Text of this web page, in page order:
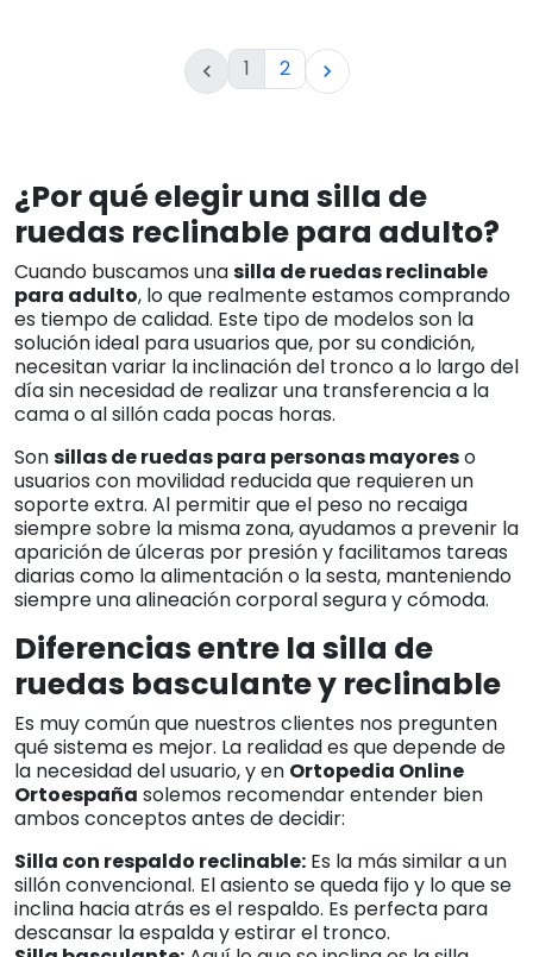
 1 2 
¿Por qué elegir una silla de
ruedas reclinable para adulto?
Cuando buscamos unasilla de ruedas reclinable
para adulto, lo que realmente estamos comprando
es tiempo de calidad. Este tipo de modelos son la
solución ideal para usuarios que, por su condición,
necesitan variar la inclinación del tronco a lo largo del
día sin necesidad de realizar una transferencia a la
cama o al sillón cada pocas horas.
Sonsillas de ruedas para personas mayoreso
usuarios con movilidad reducida que requieren un
soporte extra. Al permitir que el peso no recaiga
siempre sobre la misma zona, ayudamos a prevenir la
aparición de úlceras por presión y facilitamos tareas
diarias como la alimentación o la sesta, manteniendo
siempre una alineación corporal segura y cómoda.
Diferencias entre la silla de
ruedas basculante y reclinable
Es muy común que nuestros clientes nos pregunten
qué sistema es mejor. La realidad es que depende de
la necesidad del usuario, y en Ortopedia Online
Ortoespaña solemos recomendar entender bien
ambos conceptos antes de decidir:
Silla con respaldo reclinable: Es la más similar a un
sillón convencional. El asiento se queda fijo y lo que se
inclina hacia atrás es el respaldo. Es perfecta para
descansar la espalda y estirar el tronco.